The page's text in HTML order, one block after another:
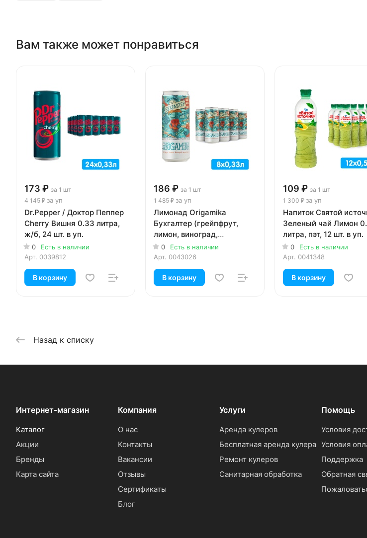
Вам также может понравиться
173 ₽ за 1 шт
4 145 ₽ за уп
Dr.Pepper / Доктор Пеппер
Cherry Вишня 0.33 литра,
ж/б, 24 шт. в уп.
0
Есть в наличии
Арт. 0039812
В корзину
186 ₽ за 1 шт
1 485 ₽ за уп
Лимонад Origamika
Бухгалтер (грейпфрут,
лимон, виноград,
лемонграсс), 0.33 литра,
газ, ж/б, 8 шт. в уп.
0
Есть в наличии
Арт. 0043026
В корзину
109 ₽ за 1 шт
1 300 ₽ за уп
Напиток Святой
Зеленый чай Лимон
литра, пэт, 12 шт. в уп.
0
Есть в наличии
Арт. 0041348
В корзину
Назад к списку
Интернет-магазин
Каталог
Акции
Бренды
Карта сайта
Компания
О нас
Контакты
Вакансии
Отзывы
Сертификаты
Блог
Услуги
Аренда кулеров
Бесплатная аренда кулера
Ремонт кулеров
Санитарная обработка
Помощь
Условия
Условия
Поддержка
Обратная